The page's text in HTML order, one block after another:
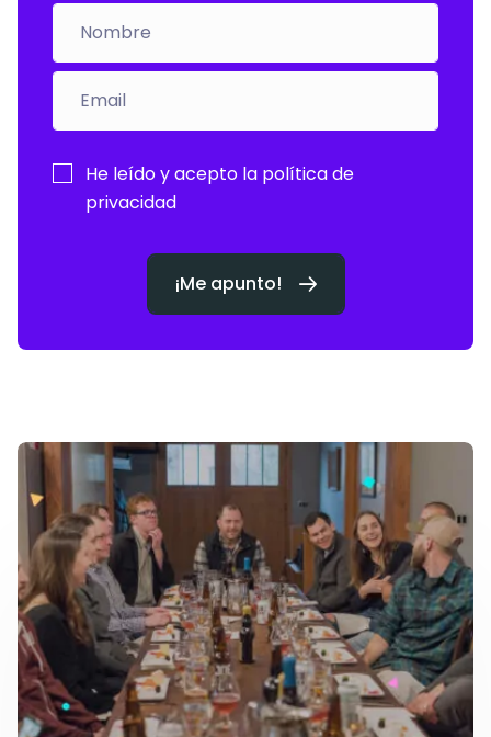
Por
He leído y acepto la política de
privacidad
¡Me apunto!